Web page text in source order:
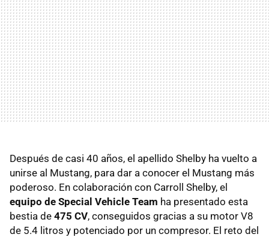
Después de casi 40 años, el apellido Shelby ha vuelto a
unirse al Mustang, para dar a conocer el Mustang más
poderoso. En colaboración con Carroll Shelby, el
equipo de Special Vehicle Team ha presentado esta
bestia de 475 CV, conseguidos gracias a su motor V8
de 5.4 litros y potenciado por un compresor. El reto del